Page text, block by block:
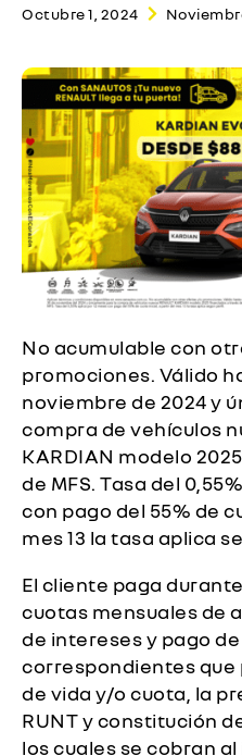
Octubre 1, 2024
No acumulable con
promociones. Válido
noviembre de 2024y
compra de vehículos
KARDIAN modelo
de MFS. Tasa del
con pago del 55% de
mes 13 la tasa aplica
El cliente paga
cuotas mensuales de
de intereses y pago
correspondientes que
de vida y/o cuota, la
RUNT y constitución
los cuales se cobran